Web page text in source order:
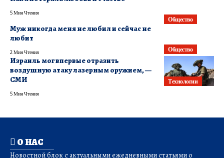
Общество
5 Мин Чтения
Общество
Муж никогда меня не любил и сейчас не
любит
2 Мин Чтения
Технологии
Израиль мог впервые отразить
воздушную атаку лазерным оружием, —
СМИ
5 Мин Чтения
О НАС
Новостной блок с актуальными ежедневными статьями о